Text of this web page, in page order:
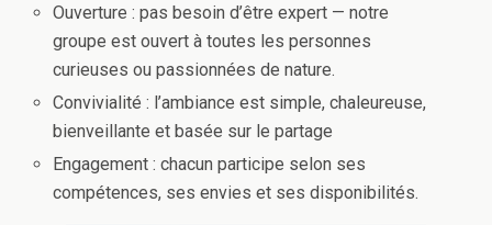
Ouverture : pas besoin d’être expert — notre
groupe est ouvert à toutes les personnes
curieuses ou passionnées de nature.
Convivialité : l’ambiance est simple, chaleureuse,
bienveillante et basée sur le partage
Engagement : chacun participe selon ses
compétences, ses envies et ses disponibilités.